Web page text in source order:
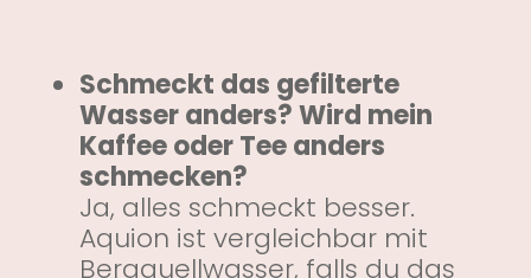
Schmeckt das gefilterte
Wasser anders? Wird mein
Kaffee oder Tee anders
schmecken?
Ja, alles schmeckt besser.
Aquion ist vergleichbar mit
Bergquellwasser, falls du das